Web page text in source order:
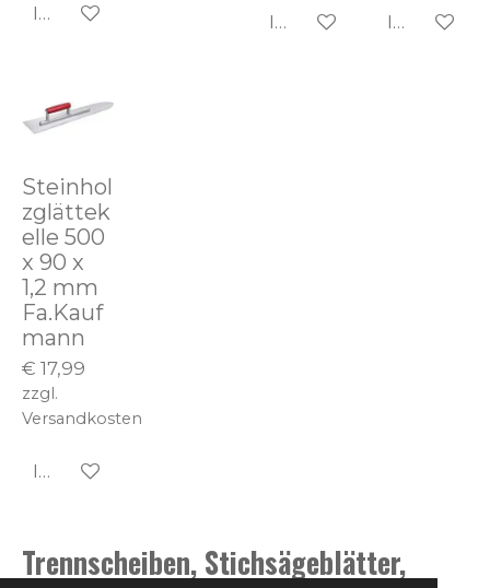
In den Warenkorb In den Warenkorb
In den
Steinhol
zglättek
elle 500
x 90 x
1,2 mm
Fa.Kauf
mann
€ 17,99
zzgl.
Versandkosten
In den Warenkorb
Trennscheiben, Stichsägeblätter,